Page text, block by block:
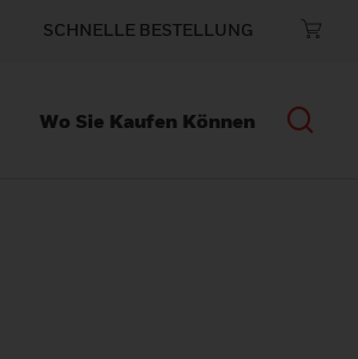
SCHNELLE BESTELLUNG
Wo Sie Kaufen Können